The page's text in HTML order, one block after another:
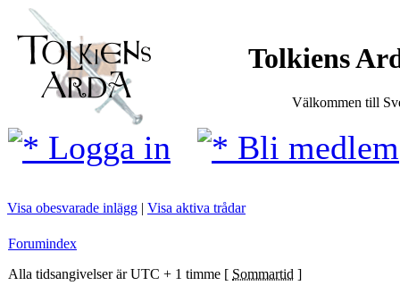
Tolkiens
Välkommen till
Logga in Bli medlem
Visa obesvarade inlägg | Visa aktiva trådar
Forumindex
Alla tidsangivelser är UTC + 1 timme [ Sommartid ]